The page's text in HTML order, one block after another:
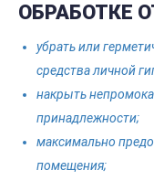
ОБРАБОТКЕ
убрать или
средства личной
накрыть
принадлежности;
максимально
помещения;